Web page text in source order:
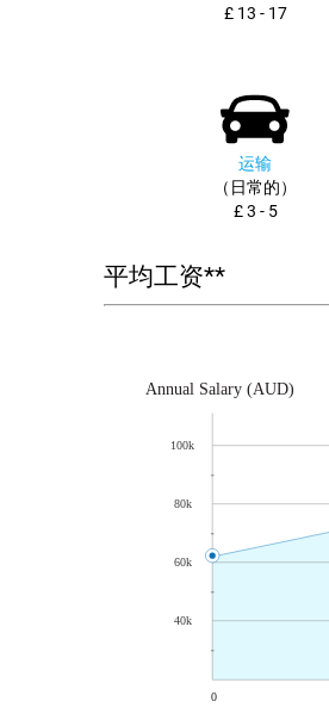
£ 13 - 17
运输
（日常的）
£ 3 - 5
平均工资**